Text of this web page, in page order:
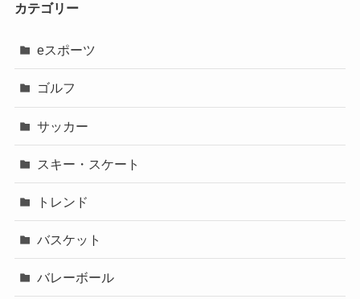
カテゴリー
eスポーツ
ゴルフ
サッカー
スキー・スケート
トレンド
バスケット
バレーボール